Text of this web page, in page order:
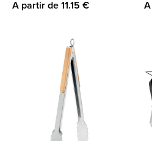
A partir de 11.15 €